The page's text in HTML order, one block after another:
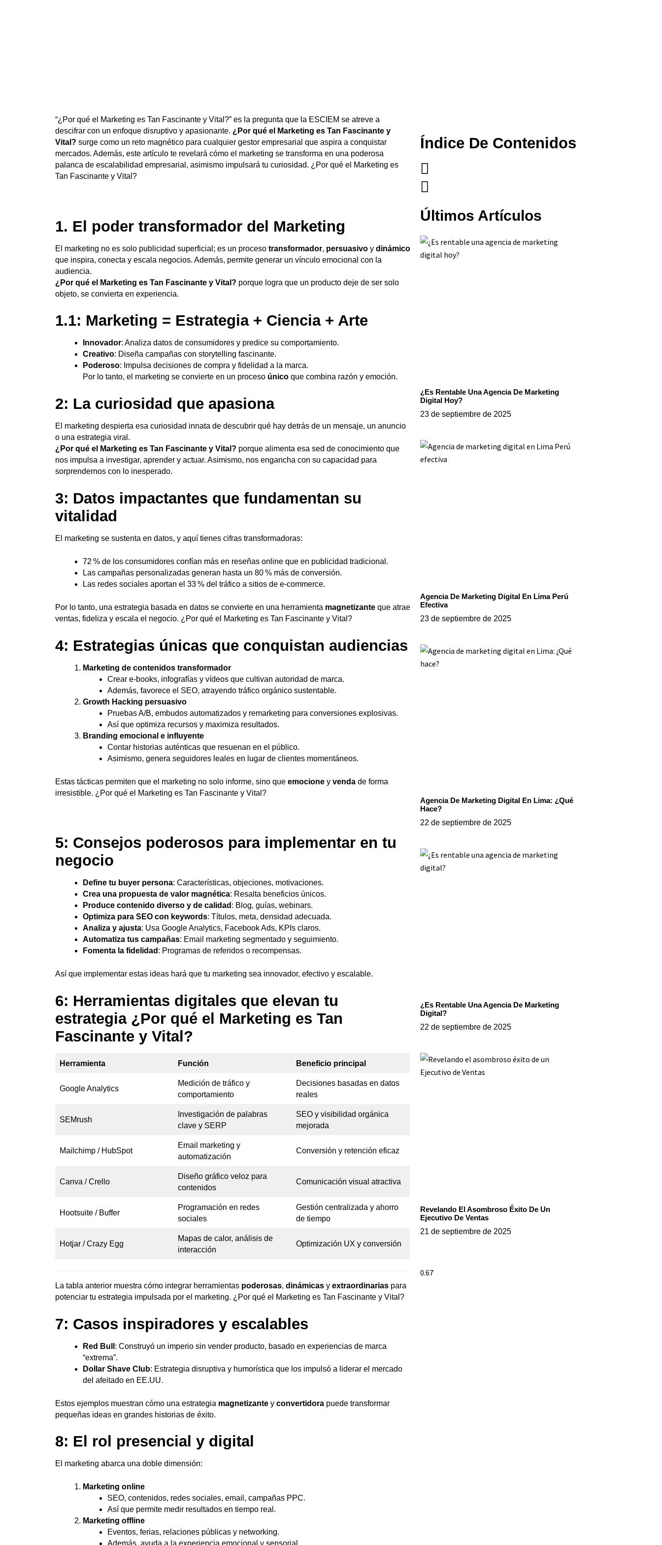
“¿Por qué el Marketing es Tan Fascinante y Vital?” es la pregunta que la ESCIEM se atreve a
descifrar con un enfoque disruptivo y apasionante. ¿Por qué el Marketing es Tan Fascinante y
Vital? surge como un reto magnético para cualquier gestor empresarial que aspira a conquistar
mercados. Además, este artículo te revelará cómo el marketing se transforma en una poderosa
palanca de escalabilidad empresarial, asimismo impulsará tu curiosidad. ¿Por qué el Marketing es
Tan Fascinante y Vital?
1. El poder transformador del Marketing
El marketing no es solo publicidad superficial; es un proceso transformador, persuasivo y dinámico
que inspira, conecta y escala negocios. Además, permite generar un vínculo emocional con la
audiencia.
¿Por qué el Marketing es Tan Fascinante y Vital? porque logra que un producto deje de ser solo
objeto, se convierta en experiencia.
1.1: Marketing = Estrategia + Ciencia + Arte
Innovador: Analiza datos de consumidores y predice su comportamiento.
Creativo: Diseña campañas con storytelling fascinante.
Poderoso: Impulsa decisiones de compra y fidelidad a la marca.
Por lo tanto, el marketing se convierte en un proceso único que combina razón y emoción.
2: La curiosidad que apasiona
El marketing despierta esa curiosidad innata de descubrir qué hay detrás de un mensaje, un anuncio
o una estrategia viral.
¿Por qué el Marketing es Tan Fascinante y Vital? porque alimenta esa sed de conocimiento que
nos impulsa a investigar, aprender y actuar. Asimismo, nos engancha con su capacidad para
sorprendernos con lo inesperado.
3: Datos impactantes que fundamentan su
vitalidad
El marketing se sustenta en datos, y aquí tienes cifras transformadoras:
72 % de los consumidores confían más en reseñas online que en publicidad tradicional.
Las campañas personalizadas generan hasta un 80 % más de conversión.
Las redes sociales aportan el 33 % del tráfico a sitios de e‑commerce.
Por lo tanto, una estrategia basada en datos se convierte en una herramienta magnetizante que atrae
ventas, fideliza y escala el negocio. ¿Por qué el Marketing es Tan Fascinante y Vital?
4: Estrategias únicas que conquistan audiencias
Marketing de contenidos transformador
Crear e‑books, infografías y vídeos que cultivan autoridad de marca.
Además, favorece el SEO, atrayendo tráfico orgánico sustentable.
Growth Hacking persuasivo
Pruebas A/B, embudos automatizados y remarketing para conversiones explosivas.
Así que optimiza recursos y maximiza resultados.
Branding emocional e influyente
Contar historias auténticas que resuenan en el público.
Asimismo, genera seguidores leales en lugar de clientes momentáneos.
Estas tácticas permiten que el marketing no solo informe, sino que emocione y venda de forma
irresistible. ¿Por qué el Marketing es Tan Fascinante y Vital?
5: Consejos poderosos para implementar en tu
negocio
Define tu buyer persona: Características, objeciones, motivaciones.
Crea una propuesta de valor magnética: Resalta beneficios únicos.
Produce contenido diverso y de calidad : Blog, guías, webinars.
Optimiza para SEO con keywords: Títulos, meta, densidad adecuada.
Analiza y ajusta: Usa Google Analytics, Facebook Ads, KPIs claros.
Automatiza tus campañas: Email marketing segmentado y seguimiento.
Fomenta la fidelidad : Programas de referidos o recompensas.
Así que implementar estas ideas hará que tu marketing sea innovador, efectivo y escalable.
6: Herramientas digitales que elevan tu
estrategia ¿Por qué el Marketing es Tan
Fascinante y Vital?
Herramienta Función Beneficio principal
Google Analytics
Medición de tráfico y
comportamiento
Decisiones basadas en datos
reales
SEMrush
Investigación de palabras
clave y SERP
SEO y visibilidad orgánica
mejorada
Mailchimp / HubSpot
Email marketing y
automatización
Conversión y retención eficaz
Canva / Crello
Diseño gráfico veloz para
contenidos
Comunicación visual atractiva
Hootsuite / Buffer
Programación en redes
sociales
Gestión centralizada y ahorro
de tiempo
Hotjar / Crazy Egg
Mapas de calor, análisis de
interacción
Optimización UX y conversión
La tabla anterior muestra cómo integrar herramientas poderosas, dinámicas y extraordinarias para
potenciar tu estrategia impulsada por el marketing. ¿Por qué el Marketing es Tan Fascinante y Vital?
7: Casos inspiradores y escalables
Red Bull : Construyó un imperio sin vender producto, basado en experiencias de marca
“extrema”.
Dollar Shave Club: Estrategia disruptiva y humorística que los impulsó a liderar el mercado
del afeitado en EE.UU.
Estos ejemplos muestran cómo una estrategia magnetizante y convertidora puede transformar
pequeñas ideas en grandes historias de éxito.
8: El rol presencial y digital
El marketing abarca una doble dimensión:
Marketing online
SEO, contenidos, redes sociales, email, campañas PPC.
Así que permite medir resultados en tiempo real.
Marketing offline
Eventos, ferias, relaciones públicas y networking.
Índice De Contenidos
Últimos Artículos
¿Es Rentable Una Agencia De Marketing
Digital Hoy?
23 de septiembre de 2025
Agencia De Marketing Digital En Lima Perú
Efectiva
23 de septiembre de 2025
Agencia De Marketing Digital En Lima: ¿Qué
Hace?
22 de septiembre de 2025
¿Es Rentable Una Agencia De Marketing
Digital?
22 de septiembre de 2025
Revelando El Asombroso Éxito De Un
Ejecutivo De Ventas
21 de septiembre de 2025